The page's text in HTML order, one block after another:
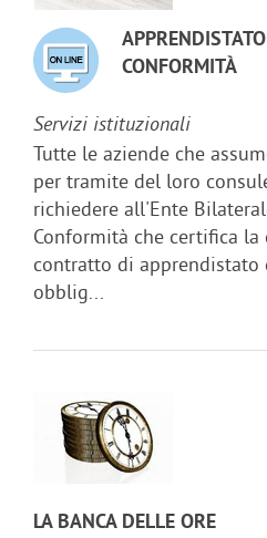
CONFORMITÀ
Servizi istituzionali
Tutte le aziende che
per tramite del loro
richiedere all'Ente
Conformità che certifica
contratto di
obblig...
LA BANCA DELLE ORE